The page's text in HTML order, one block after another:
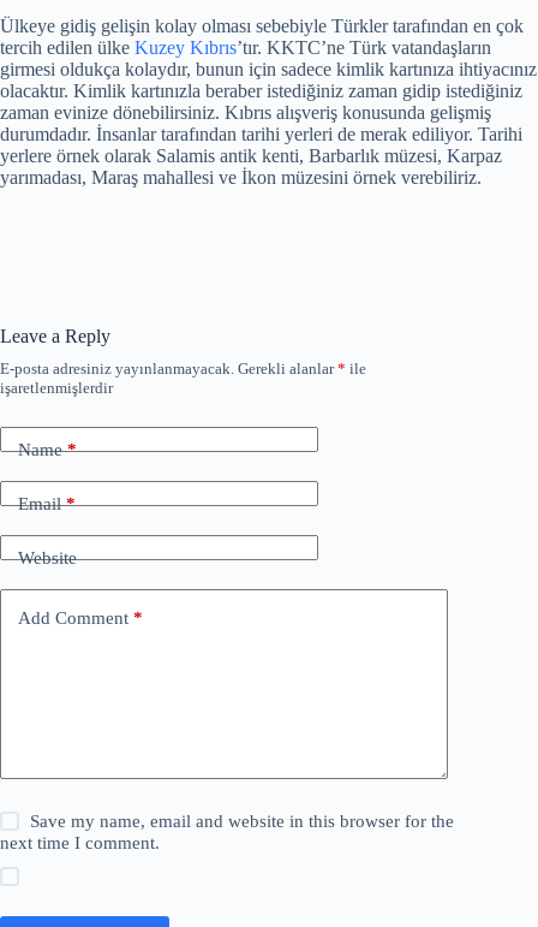
Ülkeye gidiş gelişin kolay olması sebebiyle Türkler tarafından en çok
tercih edilen ülke Kuzey Kıbrıs’tır. KKTC’ne Türk vatandaşların
girmesi oldukça kolaydır, bunun için sadece kimlik kartınıza ihtiyacınız
olacaktır. Kimlik kartınızla beraber istediğiniz zaman gidip istediğiniz
zaman evinize dönebilirsiniz. Kıbrıs alışveriş konusunda gelişmiş
durumdadır. İnsanlar tarafından tarihi yerleri de merak ediliyor. Tarihi
yerlere örnek olarak Salamis antik kenti, Barbarlık müzesi, Karpaz
yarımadası, Maraş mahallesi ve İkon müzesini örnek verebiliriz.
Leave a Reply
E-posta adresiniz yayınlanmayacak. Gerekli alanlar* ile
işaretlenmişlerdir
Name*
Email*
Website
Add Comment *
Save my name, email and website in this browser for the
next time I comment.